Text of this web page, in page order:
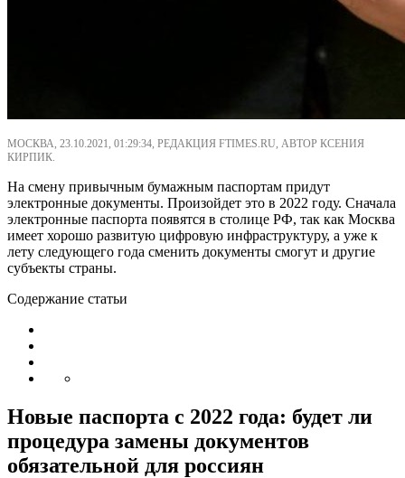
МОСКВА, 23.10.2021, 01:29:34, РЕДАКЦИЯ FTIMES.RU, АВТОР КСЕНИЯ
КИРПИК.
На смену привычным бумажным паспортам придут
электронные документы. Произойдет это в 2022 году. Сначала
электронные паспорта появятся в столице РФ, так как Москва
имеет хорошо развитую цифровую инфраструктуру, а уже к
лету следующего года сменить документы смогут и другие
субъекты страны.
Содержание статьи
Новые паспорта с 2022 года: будет ли
процедура замены документов
обязательной для россиян